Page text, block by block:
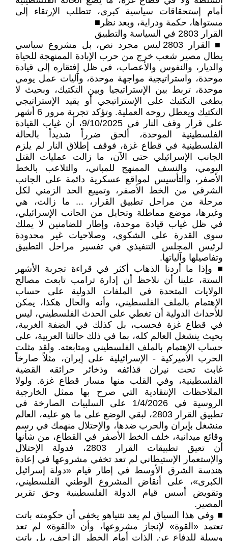
أمام إستحقاقات سياسية كبرى، تتطلب الإرتقاء إلى
مستواها، حكمة ودراية، وبعد نظر■
القرار 2803 في السياسة والتطبيق
■ القرار 2803 ليس مجرد نص، بل مشروع سياسي
يطال مصير شعب خرج من حرب الإبادة الممنهجة للحياة
والديار، والنفوس والأعصاب، في ظل إفتقاره إلى قيادة
موحدة، واستراتيجية مواجهة موحدة، وآليات عمل يومي
موحدة، تربط بين الإستراتيجيا وبين التكتيك، وبحيث لا
يطغى التكتيك على الإستراتيجي أو يقيد الإستراتيجي
التكتيك ويعطل روحه العملية. وتؤكد تجربة مرور 6 أشهر
على قرار وقف النار في 9/10/2025، أن غياب القيادة
الفلسطينية الموحدة، ألحق ضرراً شديداً بالحالة
الفلسطينية في قطاع غزة، فوقف إطلاق النار لم يلزم
الجانب الإسرائيلي حتى الآن، ما زالت عمليات القتل
اليومي، والنسف الممنهج للمباني، والتلاعب بالخط
الأصفر، والتأسيس لمواقع عسكرية دائمة على الجانب
الشرقي من الخط الأصفر، وتمييع الحد الزمني لكل
مرحلة من مراحل تطبيق القرار، ... ما زالت، هي
وغيرها، موضع مماطلة وتحايل من الجانب الإسرائيلي،
في ظل غياب قيادة موحدة، وإطار للضامنين لا يملك
سوى القدرة على الشكوى، وصلاحيات غير محدودة
لرئيس المجلس التنفيذي في تفسير مراحل التطبيق
وتفاصيلها وآلياتها.
■ وإذا ما أردنا الذهاب أكثر في قراءة تجربة الأشهر
الستة، علينا أن نلاحظ أن إدارة ترامب تابعت مصالح
الولايات المتحدة في الملفات الدولية على حساب
الإهتمام بالملف الفلسطيني، وأنه والحال هكذا، يمكن
للأحداث الدولية أن تغطي على الحدث الفلسطيني، ليس
في قطاع غزة فحسب، بل كذلك في الضفة الغربية،
بحيث ينشغل العالم كله، بما في ذلك حالتنا العربية، على
حساب الإهتمام بالملف الفلسطيني ومتابعته. ولقد مثلت
الحرب الأميركية - الإسرائيلية على إيران، مثلاً صارخاً
غابت تحت نيران قذائفه وذخائر حرائقه القضية
الفلسطينية، وفي القلب منها مسار قطاع غزة. ولولا
الملاحظات الإنتقادية التي صرح بها ممثل الخارجية
الروسية في 1/4/2026 على السلبيات الصارخة في
تطبيق القرار 2803، لبقي الوضع على ما هو عليه، العالم
منشغل بإيران والحرب ضدها، والإحتلال منهمك في رسم
وقائع ميدانية، خلف الخط الأصفر في القطاع، من شأنها
أن تعيق تطبيقات القرار 2803، فدولة الإحتلال
والإستعمار الإستيطاني لم تعد تخفي مشروعها في إعادة
هندسة الشرق الأوسط في إطار قيام «دولة إسرائيل
الكبرى»، على أنقاض المشروع الوطني الفلسطيني،
وتقويض أسس قيام الدولة الفلسطينية وحق تقرير
المصير.
■ وفي هذا السياق لم يعد نتنياهو يخفي أن حكومته باتت
تعتمد «القوة» لإنجاز مشروعها، وأن «القوة» لم تعد
وسيلة للدفاع عن الذات أمام الخطر الزاحف، بل باتت